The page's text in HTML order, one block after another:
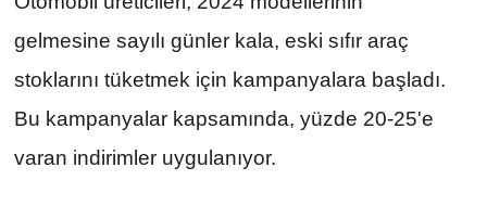
gelmesine sayılı günler kala, eski sıfır araç
stoklarını tüketmek için kampanyalara başladı.
Bu kampanyalar kapsamında, yüzde 20-25'e
varan indirimler uygulanıyor.
Televizyon